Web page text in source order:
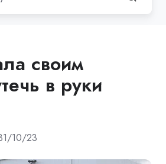
своим
в руки
10/23